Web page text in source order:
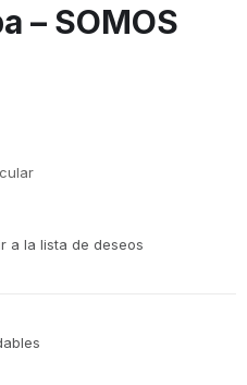
– SOMOS
a la lista de deseos